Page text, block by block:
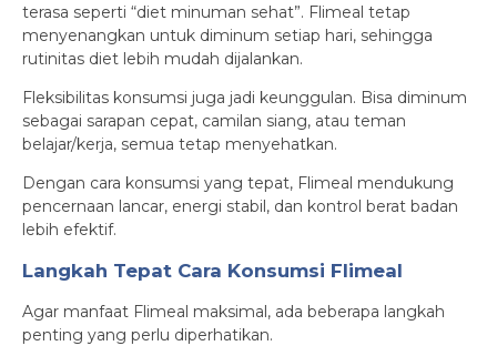
terasa seperti “diet minuman sehat”. Flimeal tetap
menyenangkan untuk diminum setiap hari, sehingga
rutinitas diet lebih mudah dijalankan.
Fleksibilitas konsumsi juga jadi keunggulan. Bisa diminum
sebagai sarapan cepat, camilan siang, atau teman
belajar/kerja, semua tetap menyehatkan.
Dengan cara konsumsi yang tepat, Flimeal mendukung
pencernaan lancar, energi stabil, dan kontrol berat badan
lebih efektif.
Langkah Tepat Cara Konsumsi Flimeal
Agar manfaat Flimeal maksimal, ada beberapa langkah
penting yang perlu diperhatikan.